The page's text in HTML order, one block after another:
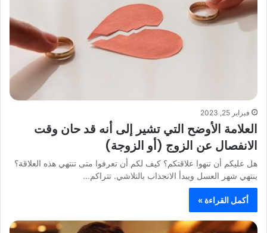
فبراير 25, 2023
العلامة الأوضح التي تشير إلى أنه قد حان وقت
الانفصال عن الزوج (أو الزوجة)
هل عليكم أن تنهوا علاقتكم؟ كيف لكم أن تعرفوا متى تنتهي هذه العلاقة؟
ينتهي شهر العسل ويبدأ الانجذاب بالتلاشي. تتراكم…
أكمل القراءة »